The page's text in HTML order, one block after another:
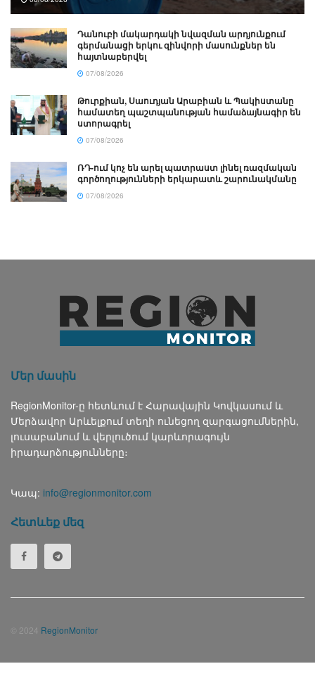
Դանուբի մակարդակի նվազման արդյունքում
գերմանացի երկու զինվորի մասունքներ են
հայտնաբերվել
07/08/2026
Թուրքիան, Սաուդյան Արաբիան և Պակիստանը
համատեղ պաշտպանության համաձայնագիր են
ստորագրել
07/08/2026
ՌԴ-ում կոչ են արել պատրաստ լինել ռազմական
գործողությունների երկարատև շարունակմանը
07/08/2026
Մեր մասին
RegionMonitor-ը հետևում է Հարավային Կովկասում և
Մերձավոր Արևելքում տեղի ունեցող զարգացումներին,
լուսաբանում և վերլուծում կարևորագույն
իրադարձությունները։
Կապ: info@regionmonitor.com
Հետևեք մեզ
© 2024 RegionMonitor